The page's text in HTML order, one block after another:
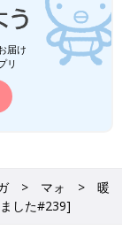
届け
リ
マォ
暖
した#239]